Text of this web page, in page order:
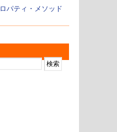
パティ・メソッド